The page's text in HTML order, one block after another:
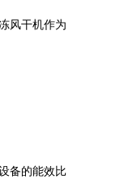
风干机作为
备的能效比